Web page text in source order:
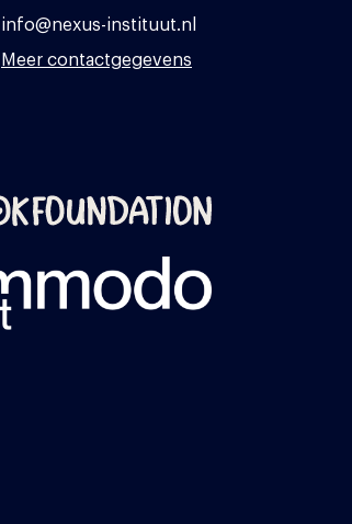
info@nexus-instituut.nl
Meer contactgegevens